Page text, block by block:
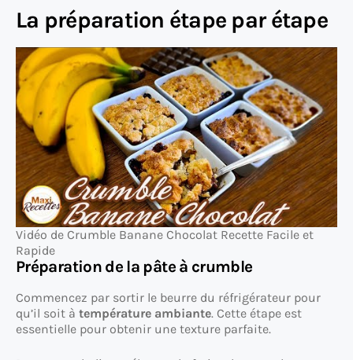
La préparation étape par étape
Vidéo de Crumble Banane Chocolat Recette Facile et
Rapide
Préparation de la pâte à crumble
Commencez par sortir le beurre du réfrigérateur pour
qu’il soit à température ambiante. Cette étape est
essentielle pour obtenir une texture parfaite.